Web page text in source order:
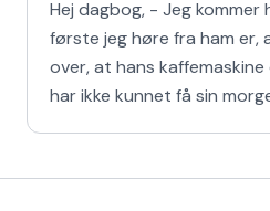
Hej dagbog, - Jeg kommer
første jeg høre fra ham er,
over, at hans
har ikke kunnet få sin